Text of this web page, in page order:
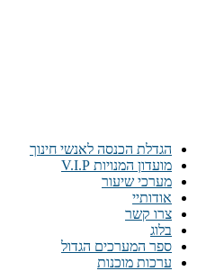
הגדלת הכנסה לאנשי חינוך
מועדון המנויות V.I.P
מערכי שיעור
אודותיי
צרו קשר
בלוג
ספר המערכים הגדול
ערכות מוכנות